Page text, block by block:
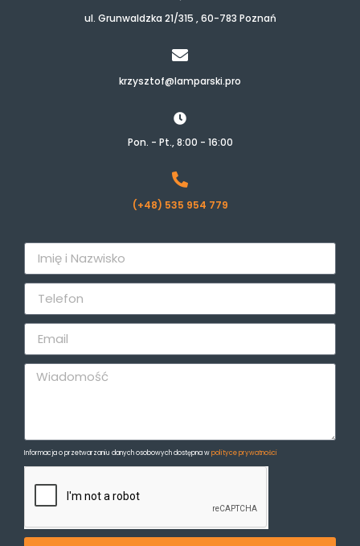
ul. Grunwaldzka 21/315 , 60-783 Poznań
krzysztof@lamparski.pro
Pon. - Pt., 8:00 - 16:00
(+48) 535 954 779
Informacja o przetwarzaniu danych osobowych dostępna wpolityce prywatności